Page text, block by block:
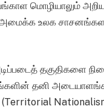
மொழியாலும்
உலக
தகுதிகளை
தனி
(Territorial